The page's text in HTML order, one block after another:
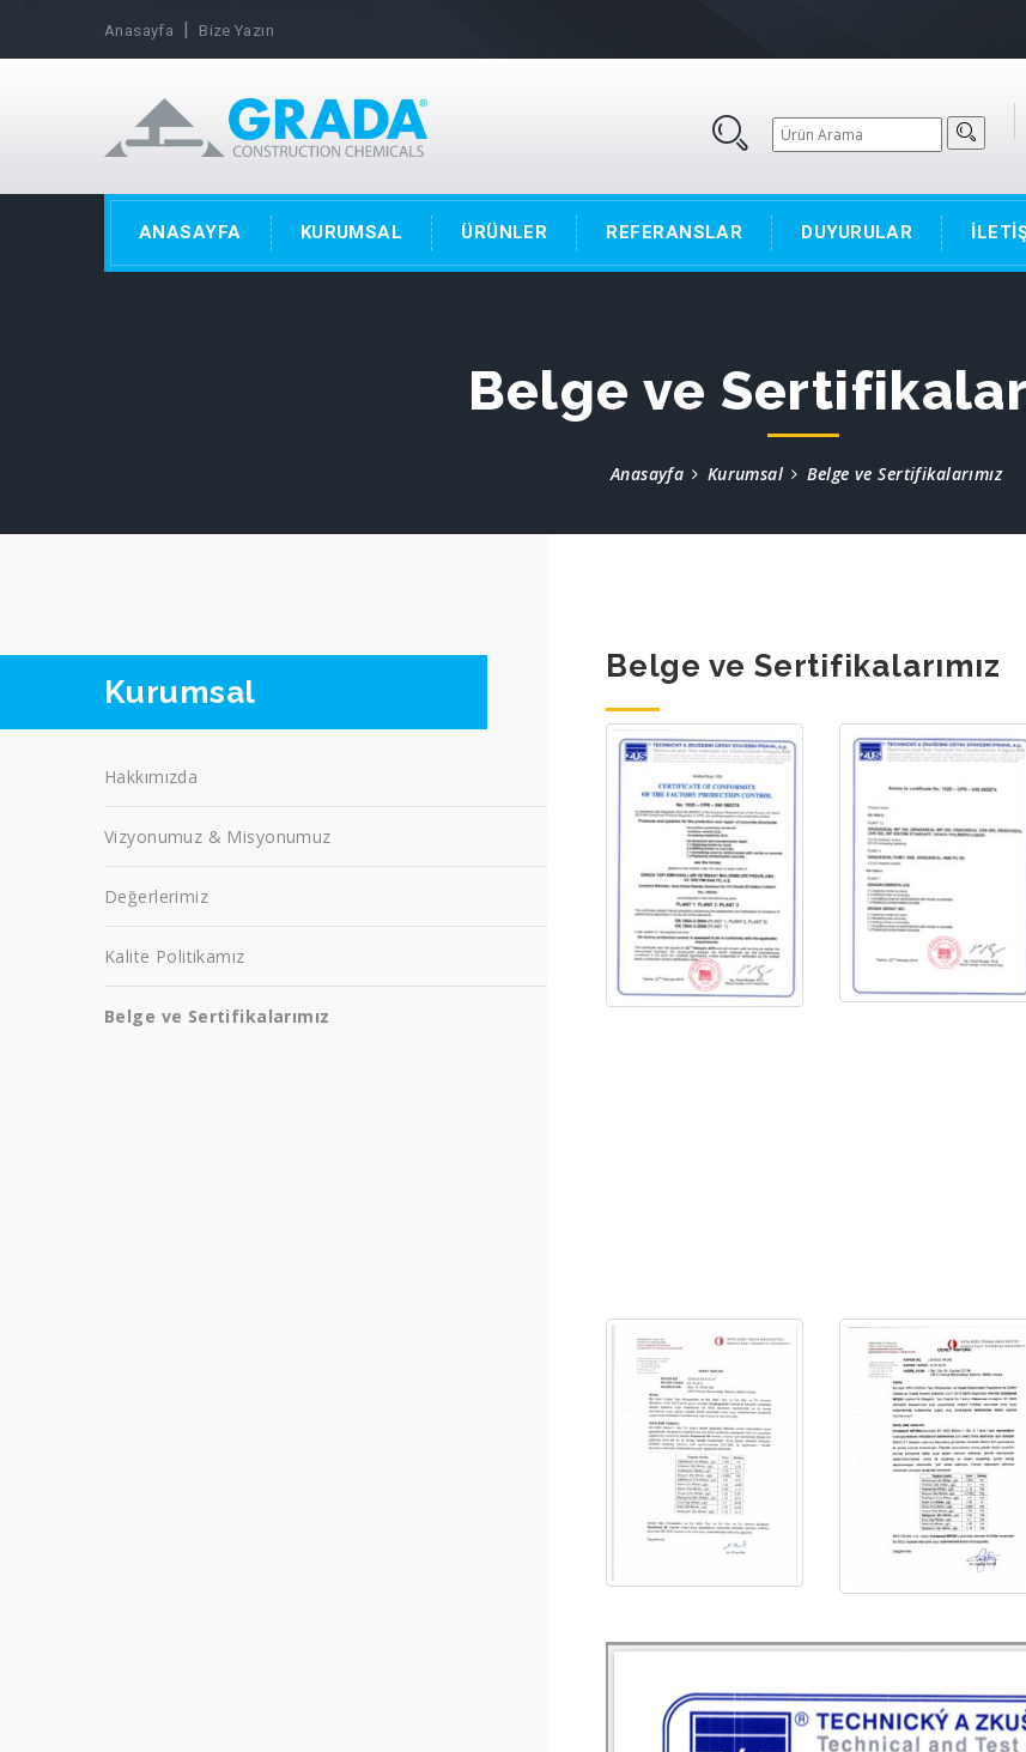
Anasayfa | Bize Yazın
ANASAYFA KURUMSAL ÜRÜNLER REFERANSLAR DUYURULAR
Belge ve
Anasayfa Kurumsal Belge ve Sertifikalarımız
Belge ve Sertifikalarımız
Kurumsal
Hakkımızda
Vizyonumuz & Misyonumuz
Değerlerimiz
Kalite Politikamız
Belge ve Sertifikalarımız